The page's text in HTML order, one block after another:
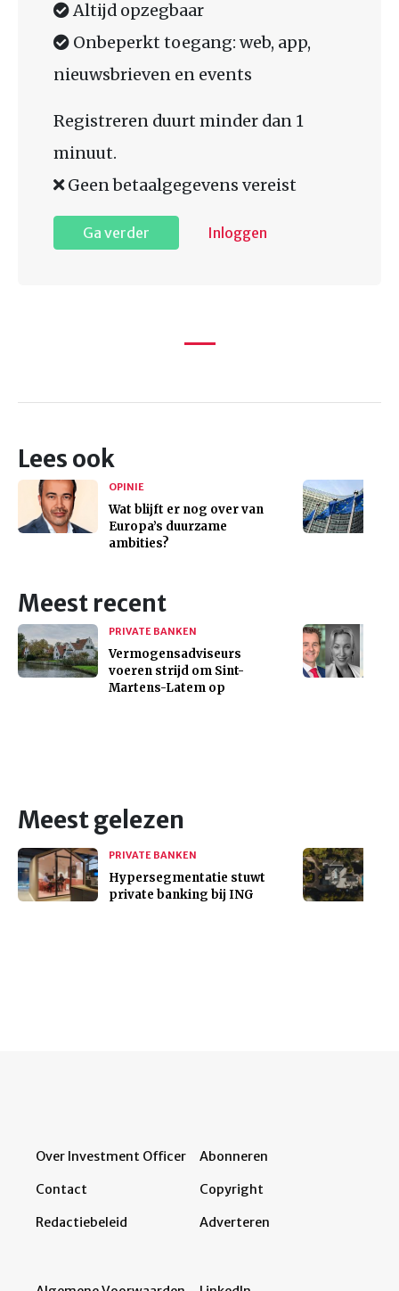
Altijd opzegbaar
Onbeperkt toegang: web, app,
nieuwsbrieven en events
Registreren duurt minder dan 1
minuut.
Geen betaalgegevens vereist
Ga verder Inloggen
Lees ook
OPINIE
Wat blijft er nog over van
Europa’s duurzame
ambities?
Meest recent
PRIVATE BANKEN
Vermogensadviseurs
voeren strijd om Sint-
Martens-Latem op
Meest gelezen
PRIVATE BANKEN
Hypersegmentatie stuwt
private banking bij ING
Over Investment Officer
Contact
Redactiebeleid
Abonneren
Copyright
Adverteren